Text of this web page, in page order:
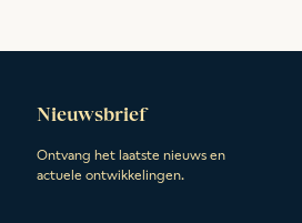
Nieuwsbrief
Ontvang het laatste nieuws en
actuele ontwikkelingen.